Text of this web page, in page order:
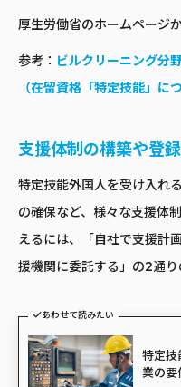
厚生労働省のホームページ
参考： ビルクリーニング分
（在留資格「特定技能」につ
支援体制の構築や登
特定技能外国人を受け入れ
の確保など、様々な支援体
えるには、「自社で支援計
援機関に委託する」の2通り
あわせて読みたい
特定技
業の要